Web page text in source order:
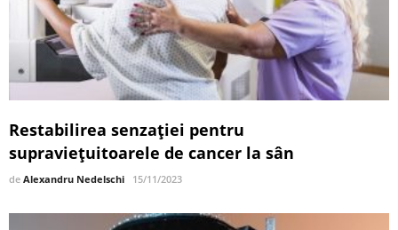
Restabilirea senzației pentru
supraviețuitoarele de cancer la sân
de Alexandru Nedelschi 15/11/2023